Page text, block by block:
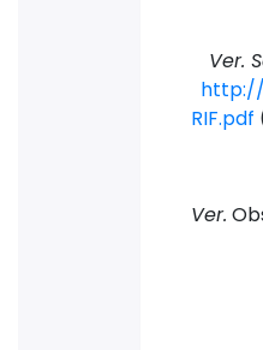
Ver.
http://
RIF.pdf
Ver.